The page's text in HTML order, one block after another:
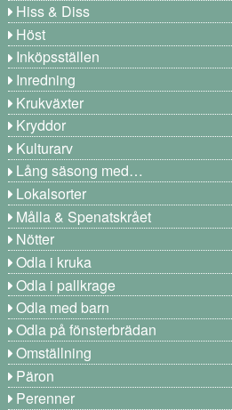
Hiss & Diss
Höst
Inköpsställen
Inredning
Krukväxter
Kryddor
Kulturarv
Lång säsong med…
Lokalsorter
Målla & Spenatskrået
Nötter
Odla i kruka
Odla i pallkrage
Odla med barn
Odla på fönsterbrädan
Omställning
Päron
Perenner